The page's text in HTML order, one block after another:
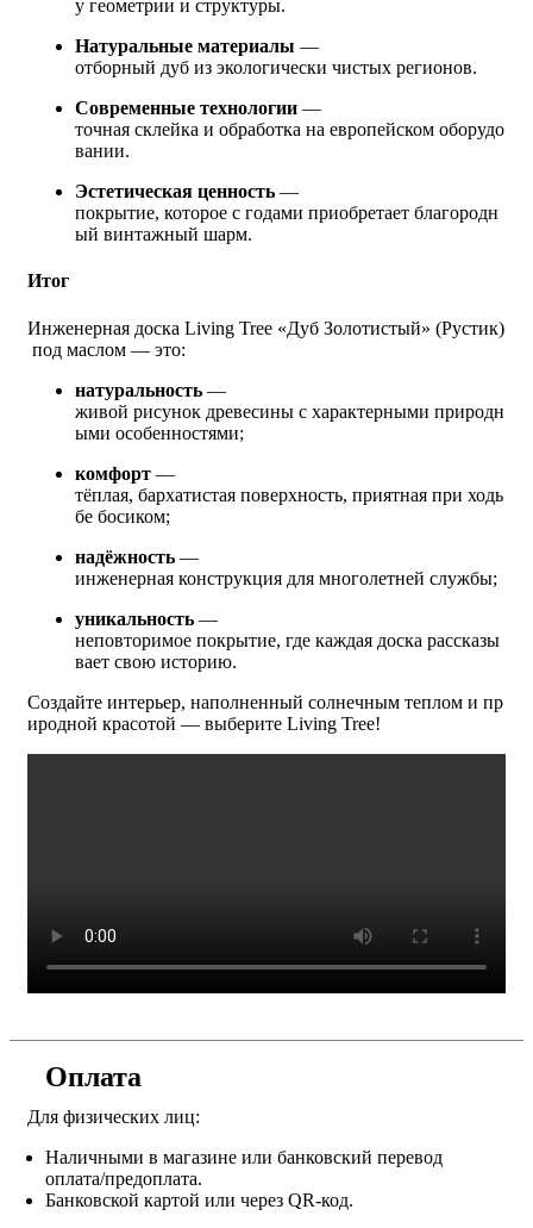
у геометрии и структуры.
Натуральные материалы —
отборный дуб из экологически чистых регионов.
Современные технологии —
точная склейка и обработка на европейском оборудо
вании.
Эстетическая ценность —
покрытие, которое с годами приобретает благородн
ый винтажный шарм.
Итог
Инженерная доска Living Tree «Дуб Золотистый» (Рустик)
под маслом — это:
натуральность —
живой рисунок древесины с характерными природн
ыми особенностями;
комфорт —
тёплая, бархатистая поверхность, приятная при ходь
бе босиком;
надёжность —
инженерная конструкция для многолетней службы;
уникальность —
неповторимое покрытие, где каждая доска рассказы
вает свою историю.
Создайте интерьер, наполненный солнечным теплом и пр
иродной красотой — выберите Living Tree!
Оплата
Для физических лиц:
Наличными в магазине или банковский перевод
оплата/предоплата.
Банковской картой или через QR-код.